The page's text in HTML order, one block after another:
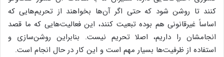
کنند تا روشن شود که حتی اگر آن‌ها بخواهند از تحریم‌هایی که
اساساً غیرقانونی هم بوده تبعیت کنند، این فعالیت‌هایی که ما قصد
انجامشان را داریم، اصلا تحریم نیست. بنابراین روشن‌سازی و
استفاده از ظرفیت‌ها بسیار مهم است و این کار در حال انجام است.